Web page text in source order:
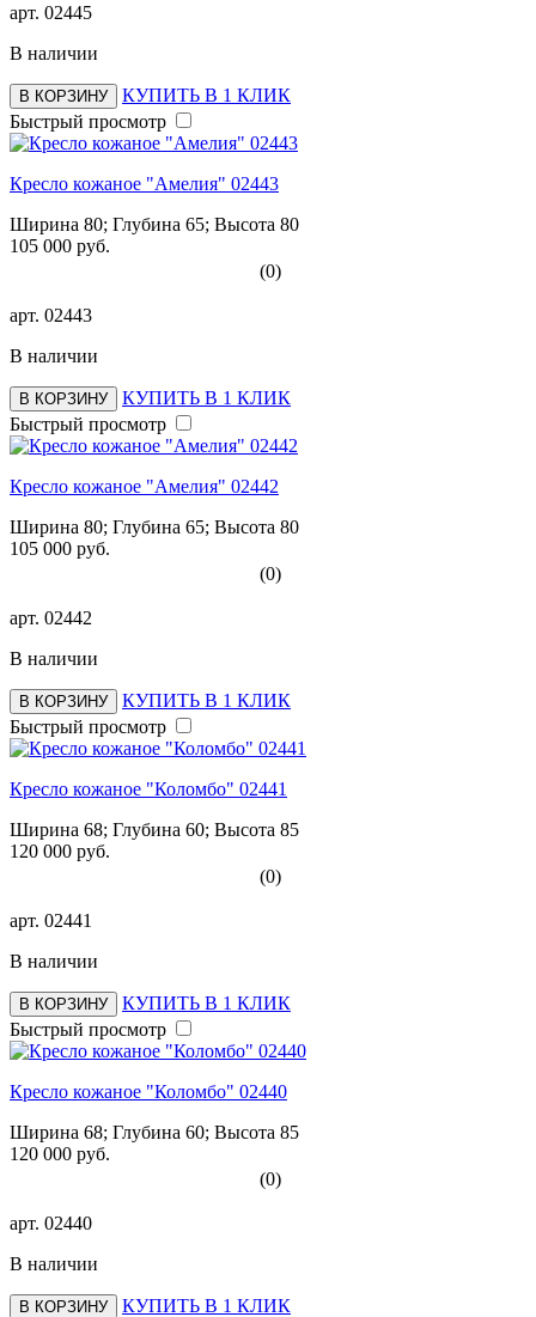
арт. 02445
В наличии
В КОРЗИНУ
КУПИТЬ В 1 КЛИК
Быстрый просмотр
Кресло кожаное "Амелия" 02443
Ширина 80; Глубина 65; Высота 80
105 000 руб.
(0)
арт. 02443
В наличии
В КОРЗИНУ
КУПИТЬ В 1 КЛИК
Быстрый просмотр
Кресло кожаное "Амелия" 02442
Ширина 80; Глубина 65; Высота 80
105 000 руб.
(0)
арт. 02442
В наличии
В КОРЗИНУ
КУПИТЬ В 1 КЛИК
Быстрый просмотр
Кресло кожаное "Коломбо" 02441
Ширина 68; Глубина 60; Высота 85
120 000 руб.
(0)
арт. 02441
В наличии
В КОРЗИНУ
КУПИТЬ В 1 КЛИК
Быстрый просмотр
Кресло кожаное "Коломбо" 02440
Ширина 68; Глубина 60; Высота 85
120 000 руб.
(0)
арт. 02440
В наличии
В КОРЗИНУ
КУПИТЬ В 1 КЛИК